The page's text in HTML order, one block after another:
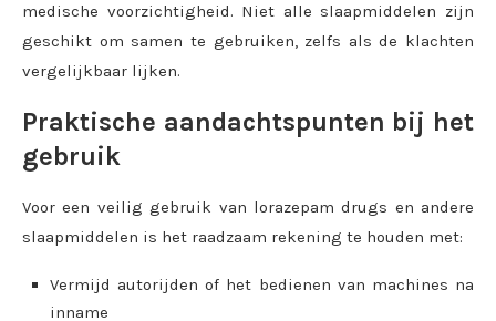
medische voorzichtigheid. Niet alle slaapmiddelen zijn
geschikt om samen te gebruiken, zelfs als de klachten
vergelijkbaar lijken.
Praktische aandachtspunten bij het
gebruik
Voor een veilig gebruik van lorazepam drugs en andere
slaapmiddelen is het raadzaam rekening te houden met:
Vermijd autorijden of het bedienen van machines na
inname